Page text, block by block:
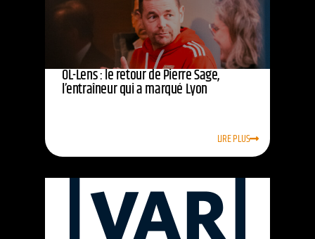
OL-Lens : le retour de Pierre Sage,
l’entraîneur qui a marqué Lyon
LIRE PLUS